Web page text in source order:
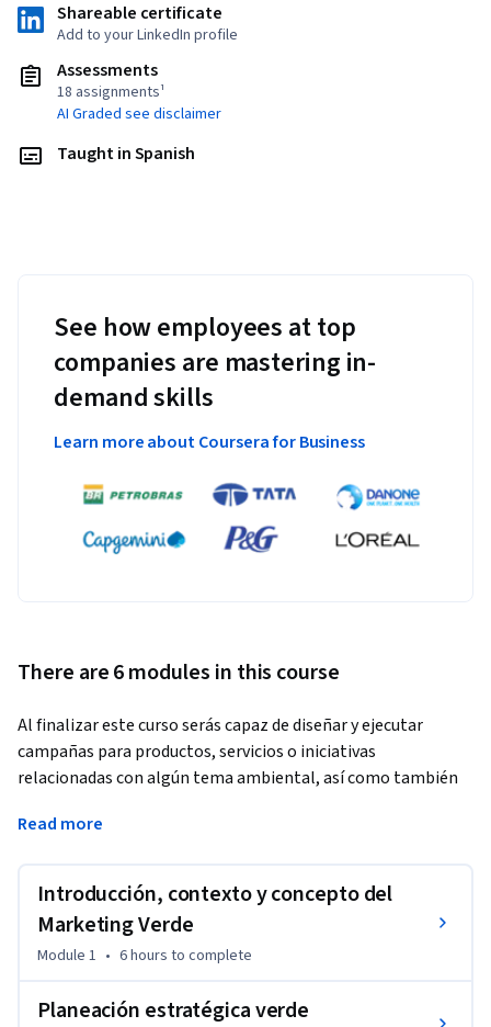
Shareable certificate
Add to your LinkedIn profile
Assessments
18 assignments¹
AI Graded see disclaimer
Taught in Spanish
See how employees at top
companies are mastering in-
demand skills
Learn more about Coursera for Business
There are 6 modules in this course
Al finalizar este curso serás capaz de diseñar y ejecutar
campañas para productos, servicios o iniciativas
relacionadas con algún tema ambiental, así como también
servicio con criterios de sostenibilidad ambiental, es decir,
posible en el entorno.
El curso de Marketing Verde te ofrece la oportunidad de tener
mayores elementos de competitividad en tu gestión
profesional, ya que es un espacio en el que serás capaz de
definir cómo el tema ambiental puede ser un valor agregado
Read more
Introducción, contexto y concepto del
Marketing Verde
Module 1 • 6 hours to complete
Planeación estratégica verde